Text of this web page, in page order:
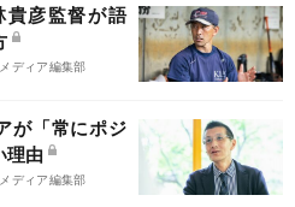
貴彦監督が語
ディア編集部
が「常にポジ
理由
ディア編集部